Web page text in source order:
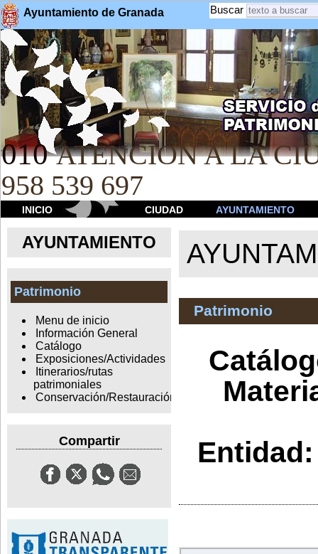
Ayuntamiento de Granada Buscar
010 ATENCION A LA
958 539 697
INICIO CIUDAD AYUNTAMIENTO
AYUNTAMIENTO
Patrimonio
Menu de inicio
Información General
Catálogo
Exposiciones/Actividades
Itinerarios/rutas
patrimoniales
Conservación/Restauración
Compartir
Patrimonio